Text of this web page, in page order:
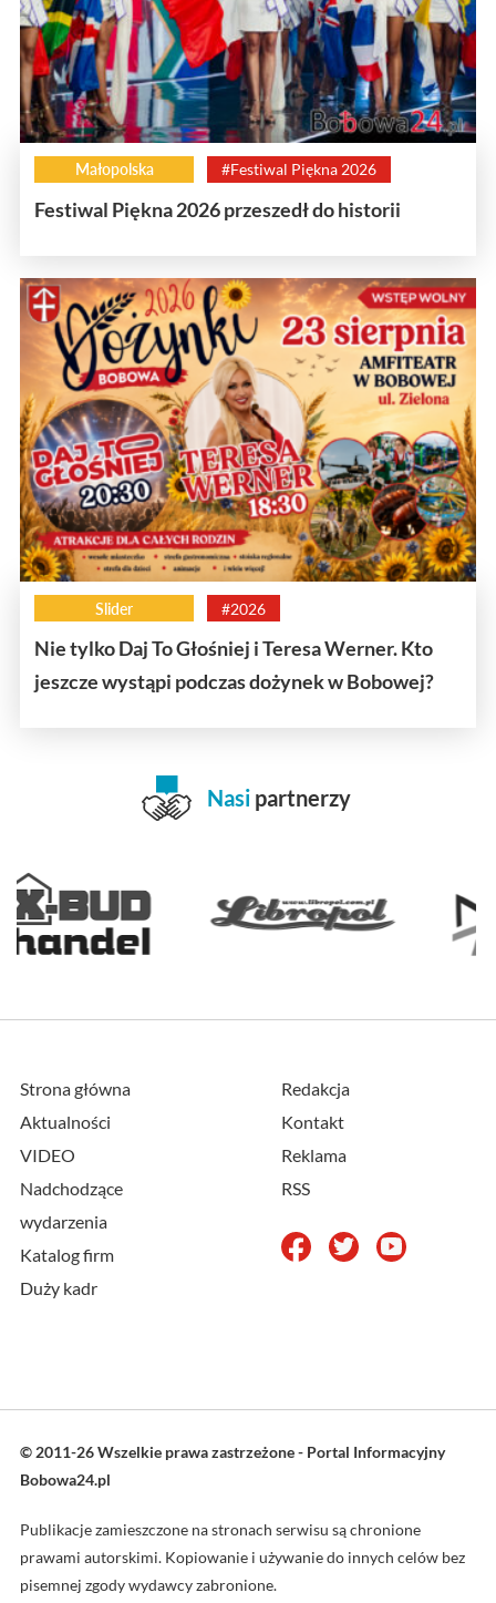
Małopolska #Festiwal Piękna 2026
Festiwal Piękna 2026 przeszedł do historii
Slider #2026
Nie tylko Daj To Głośniej i Teresa Werner. Kto
jeszcze wystąpi podczas dożynek w Bobowej?
Nasi partnerzy
Strona główna
Aktualności
VIDEO
Nadchodzące
wydarzenia
Katalog firm
Duży kadr
Redakcja
Kontakt
Reklama
RSS
© 2011-26 Wszelkie prawa zastrzeżone - Portal Informacyjny
Bobowa24.pl
Publikacje zamieszczone na stronach serwisu są chronione
prawami autorskimi. Kopiowanie i używanie do innych celów bez
pisemnej zgody wydawcy zabronione.